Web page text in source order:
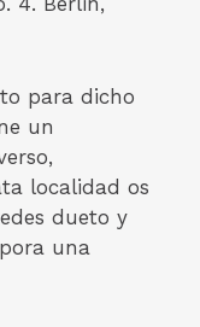
para dicho
un
localidad os
dueto y
una